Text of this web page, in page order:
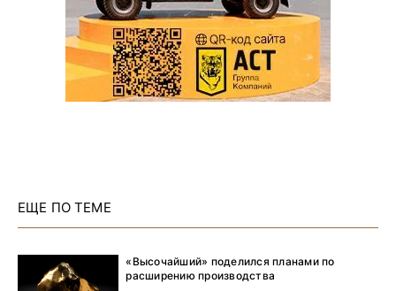
ЕЩЕ ПО ТЕМЕ
«Высочайший» поделился планами по
расширению производства